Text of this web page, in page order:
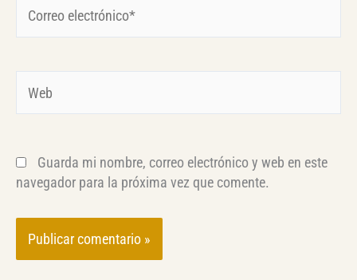
electrónico*
Guarda mi nombre, correo electrónico y web en este
navegador para la próxima vez que comente.